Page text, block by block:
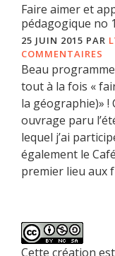
Faire aimer et
pédagogique no
25 JUIN 2015 PAR
COMMENTAIRES
Beau
tout à la fois «
la géographie)» !
ouvrage paru
lequel j’ai
également le
premier lieu aux
Cette création